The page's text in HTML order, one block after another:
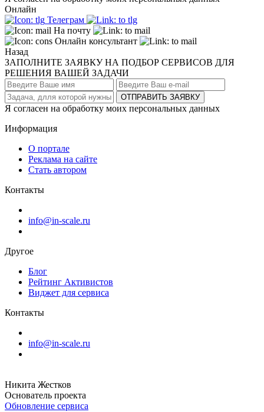
Онлайн
Телеграм
На почту
Онлайн консультант
Назад
ЗАПОЛНИТЕ ЗАЯВКУ НА ПОДБОР СЕРВИСОВ ДЛЯ
РЕШЕНИЯ ВАШЕЙ ЗАДАЧИ
ОТПРАВИТЬ ЗАЯВКУ
Я согласен на обработку моих персональных данных
Информация
О портале
Реклама на сайте
Стать автором
Контакты
info@in-scale.ru
Другое
Блог
Рейтинг Активистов
Виджет для сервиса
Контакты
info@in-scale.ru
Никита Жестков
Основатель проекта
Обновление сервиса